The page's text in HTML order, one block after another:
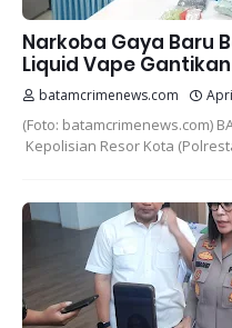
Narkoba Gaya Baru
Liquid Vape
batamcrimenews.com
(Foto: batamcrimenews.com)
Kepolisian Resor Kota